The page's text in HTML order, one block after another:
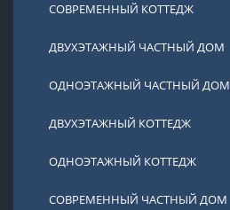
СОВРЕМЕННЫЙ КОТТЕДЖ
ДВУХЭТАЖНЫЙ ЧАСТНЫЙ ДОМ
ОДНОЭТАЖНЫЙ ЧАСТНЫЙ ДОМ
ДВУХЭТАЖНЫЙ КОТТЕДЖ
ОДНОЭТАЖНЫЙ КОТТЕДЖ
СОВРЕМЕННЫЙ ЧАСТНЫЙ ДОМ